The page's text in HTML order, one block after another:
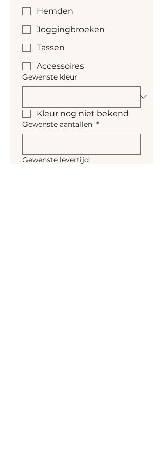
Hemden
Joggingbroeken
Tassen
Accessoires
Gewenste kleur
Kleur nog niet bekend
Gewenste aantallen *
Gewenste levertijd